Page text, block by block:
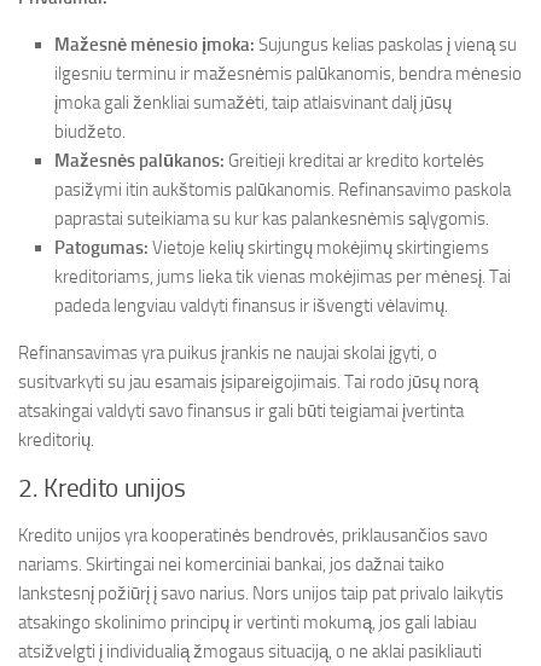
Mažesnė mėnesio įmoka: Sujungus kelias paskolas į vieną su
ilgesniu terminu ir mažesnėmis palūkanomis, bendra mėnesio
įmoka gali ženkliai sumažėti, taip atlaisvinant dalį jūsų
biudžeto.
Mažesnės palūkanos: Greitieji kreditai ar kredito kortelės
pasižymi itin aukštomis palūkanomis. Refinansavimo paskola
paprastai suteikiama su kur kas palankesnėmis sąlygomis.
Patogumas: Vietoje kelių skirtingų mokėjimų skirtingiems
kreditoriams, jums lieka tik vienas mokėjimas per mėnesį. Tai
padeda lengviau valdyti finansus ir išvengti vėlavimų.
Refinansavimas yra puikus įrankis ne naujai skolai įgyti, o
susitvarkyti su jau esamais įsipareigojimais. Tai rodo jūsų norą
atsakingai valdyti savo finansus ir gali būti teigiamai įvertinta
kreditorių.
2. Kredito unijos
Kredito unijos yra kooperatinės bendrovės, priklausančios savo
nariams. Skirtingai nei komerciniai bankai, jos dažnai taiko
lankstesnį požiūrį į savo narius. Nors unijos taip pat privalo laikytis
atsakingo skolinimo principų ir vertinti mokumą, jos gali labiau
atsižvelgti į individualią žmogaus situaciją, o ne aklai pasikliauti